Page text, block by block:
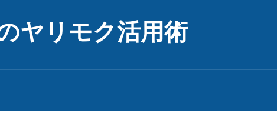
ヤリモク活用術